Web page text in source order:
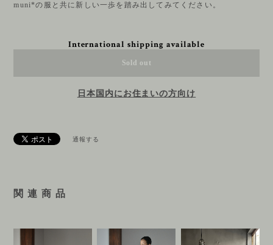
muni*の服と共に新しい一歩を踏み出してみてください。
International shipping available
Sold out
日本国内にお住まいの方向け
通報する
関 連 商 品